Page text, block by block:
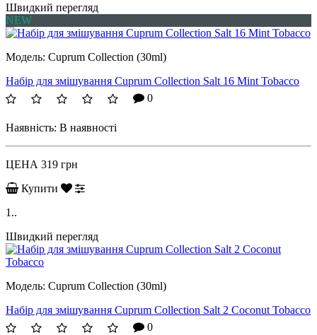
Швидкий перегляд
NEW
Модель: Cuprum Collection (30ml)
Набір для змішування Cuprum Collection Salt 16 Mint Tobacco
0
Наявність: В наявності
ЦЕНА 319 грн
Купити
1..
Швидкий перегляд
Модель: Cuprum Collection (30ml)
Набір для змішування Cuprum Collection Salt 2 Coconut Tobacco
0